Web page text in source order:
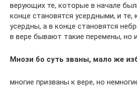
верующих те, которые в начале
конце становятся усердными, и те,
усердны, а в конце становятся
в вере бывают такие перемены, но
Мнози бо суть званы, мало же
многие призваны к вере, но